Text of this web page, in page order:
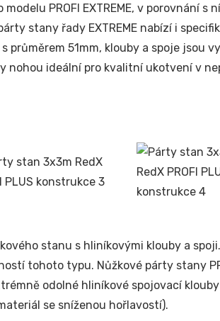
PROFI EXTREME, v porovnání s
stany řady EXTREME nabízí i
51mm, klouby a spoje jsou
nohou ideální pro kvalitní ukotvení v
stanu s hliníkovými klouby a
tohoto typu. Nůžkové párty stany
odolné hliníkové spojovací
se sníženou hořlavostí).